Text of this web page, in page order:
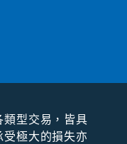
類型交易，皆具
受極⼤的損失亦